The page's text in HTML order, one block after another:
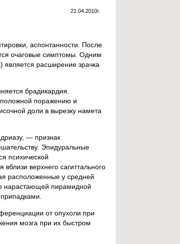
21.04.2010г.
аспонтанности. После
очаговые симптомы. Одним
является расширение зрачка
брадикардия.
поражению и
доли в вырезку намета
— признак
Эпидуральные
психической
верхнего сагиттального
расположенные у средней
нарастающей пирамидной
от опухоли при
мозга при их быстром